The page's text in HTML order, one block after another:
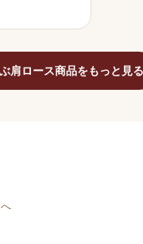
肩ロース商品をもっと見る